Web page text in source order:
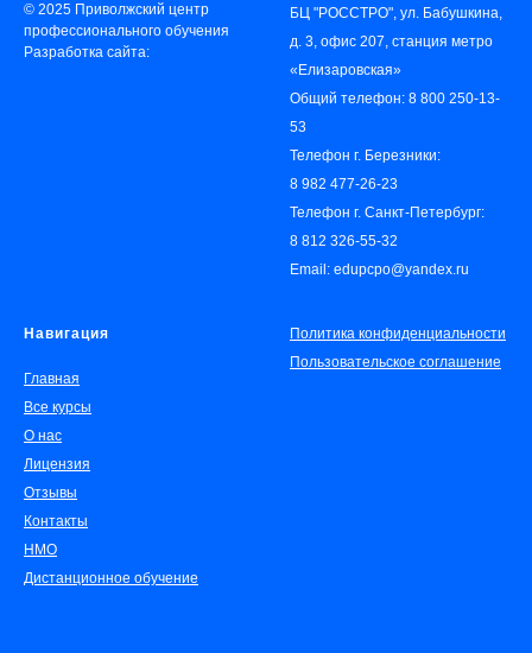
© 2025 Приволжский центр
профессионального обучения
Разработка сайта:
БЦ "РОССТРО", ул. Бабушкина,
д. 3, офис 207, станция метро
«‎Елизаровская»
Общий телефон: 8 800 250-13-
53
Телефон г. Березники:
8 982 477-26-23
Телефон г. Санкт-Петербург:
8 812 326-55-32
Email: edupcpo@yandex.ru
Навигация
Главная
Все курсы
О нас
Лицензия
Отзывы
Контакты
НМО
Дистанционное обучение
Политика конфиденциальности
Пользовательское соглашение